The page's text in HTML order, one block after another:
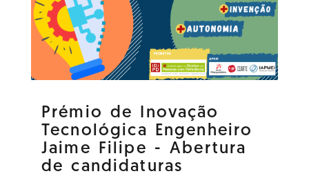
Prémio de Inovação
Tecnológica Engenheiro
Jaime Filipe - Abertura
de candidaturas